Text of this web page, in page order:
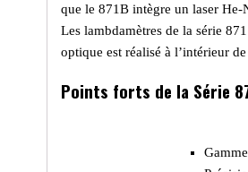
que le 871B intègre un laser He-
Les lambdamètres de la série
optique est réalisé à l’intérieur
Points forts de la Série